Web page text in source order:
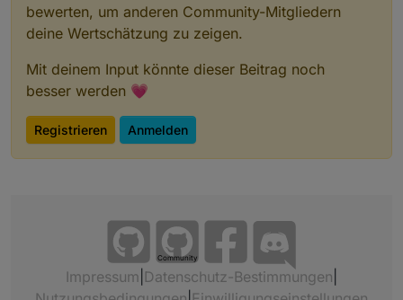
bewerten, um anderen Community-Mitgliedern
deine Wertschätzung zu zeigen.
Mit deinem Input könnte dieser Beitrag noch
besser werden 💗
Registrieren Anmelden
Community
Impressum Datenschutz-Bestimmungen